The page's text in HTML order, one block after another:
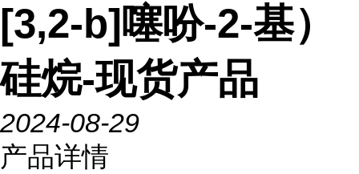
[3,2-b]噻吩-2-基）
硅烷-现货产品
2024-08-29
产品详情